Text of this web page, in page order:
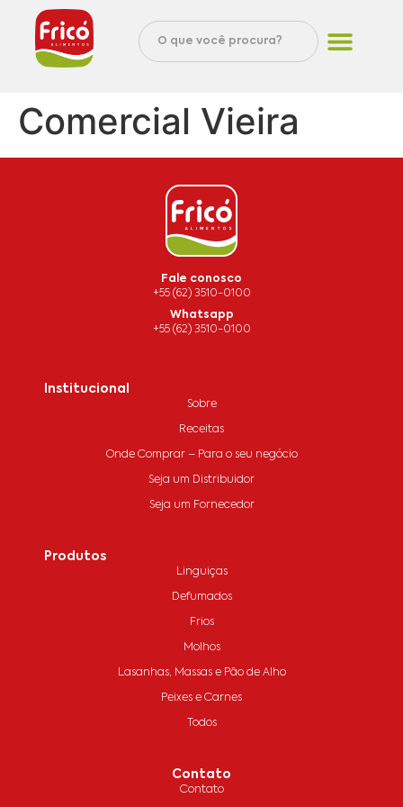
Comercial Vieira
Fale conosco
+55 (62) 3510-0100
Whatsapp
+55 (62) 3510-0100
Institucional
Sobre
Receitas
Onde Comprar – Para o seu negócio
Seja um Distribuidor
Seja um Fornecedor
Produtos
Linguiças
Defumados
Frios
Molhos
Lasanhas, Massas e Pão de Alho
Peixes e Carnes
Todos
Contato
Contato